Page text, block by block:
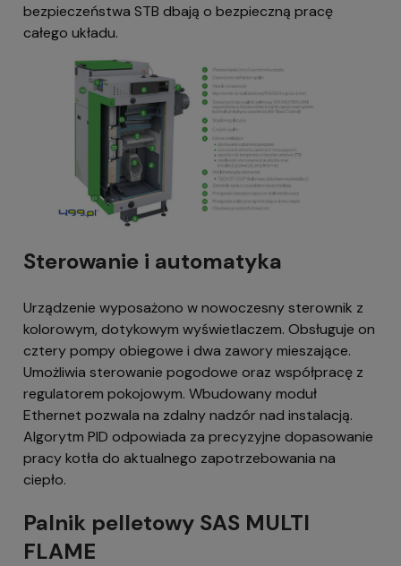
bezpieczeństwa STB dbają o bezpieczną pracę
całego układu.
Sterowanie i automatyka
Urządzenie wyposażono w nowoczesny sterownik z
kolorowym, dotykowym wyświetlaczem. Obsługuje on
cztery pompy obiegowe i dwa zawory mieszające.
Umożliwia sterowanie pogodowe oraz współpracę z
regulatorem pokojowym. Wbudowany moduł
Ethernet pozwala na zdalny nadzór nad instalacją.
Algorytm PID odpowiada za precyzyjne dopasowanie
pracy kotła do aktualnego zapotrzebowania na
ciepło.
Palnik pelletowy SAS MULTI
FLAME